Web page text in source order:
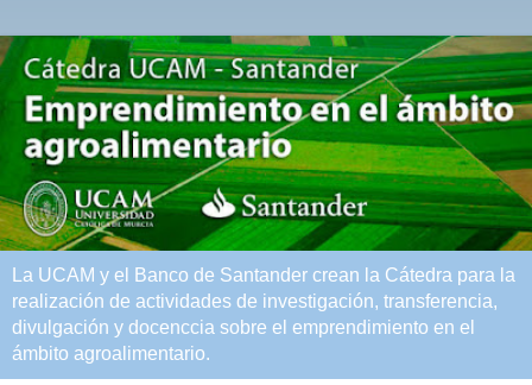
La UCAM y el Banco de Santander crean la Cátedra para la
realización de actividades de investigación, transferencia,
divulgación y docenccia sobre el emprendimiento en el
ámbito agroalimentario.